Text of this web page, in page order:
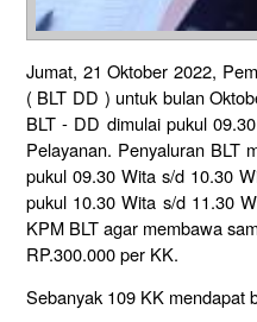
Jumat, 21 Oktober 2022,
( BLT DD ) untuk bulan
BLT - DD dimulai pukul
Pelayanan. Penyaluran BLT
pukul 09.30 Wita s/d 10.30
pukul 10.30 Wita s/d 11.30
KPM BLT agar membawa
RP.300.000 per KK.
Sebanyak 109 KK mendapat